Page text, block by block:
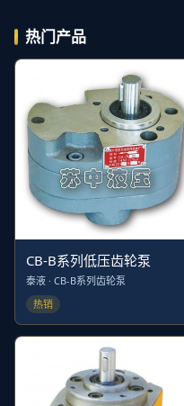
热门产品
CB-B系列低压齿轮泵
泰液 · CB-B系列齿轮泵
热销